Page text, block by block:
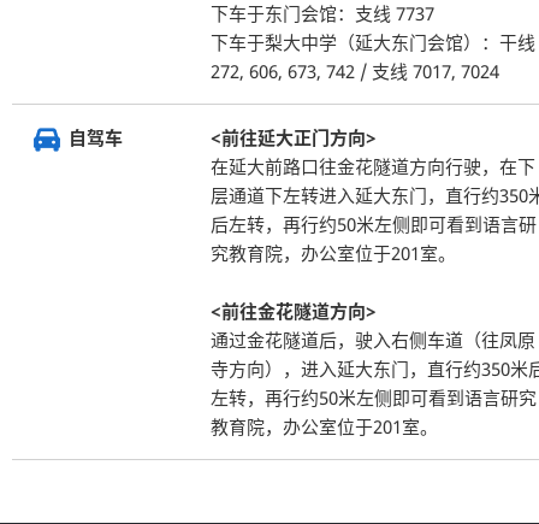
下车于东门会馆：支线 7737
下车于梨大中学（延大东门会馆）：干线
272, 606, 673, 742 / 支线 7017, 7024
自驾车
<前往延大正门方向>
在延大前路口往金花隧道方向行驶，在下
层通道下左转进入延大东门，直行约350
后左转，再行约50米左侧即可看到语言研
究教育院，办公室位于201室。
<前往金花隧道方向>
通过金花隧道后，驶入右侧车道（往凤原
寺方向），进入延大东门，直行约350米
左转，再行约50米左侧即可看到语言研究
教育院，办公室位于201室。